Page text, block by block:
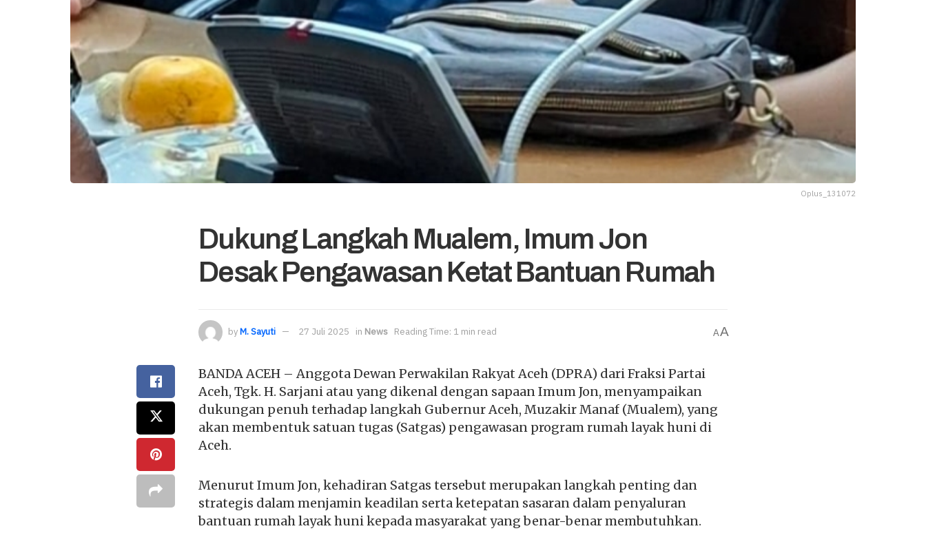
Oplus_131072
Dukung Langkah Mualem, Imum Jon
Desak Pengawasan Ketat Bantuan Rumah
byM. Sayuti 27 Juli 2025 in News Reading Time: 1 min read AA
BANDA ACEH – Anggota Dewan Perwakilan Rakyat Aceh (DPRA) dari Fraksi Partai
Aceh, Tgk. H. Sarjani atau yang dikenal dengan sapaan Imum Jon, menyampaikan
dukungan penuh terhadap langkah Gubernur Aceh, Muzakir Manaf (Mualem), yang
akan membentuk satuan tugas (Satgas) pengawasan program rumah layak huni di
Aceh.
Menurut Imum Jon, kehadiran Satgas tersebut merupakan langkah penting dan
strategis dalam menjamin keadilan serta ketepatan sasaran dalam penyaluran
bantuan rumah layak huni kepada masyarakat yang benar-benar membutuhkan.